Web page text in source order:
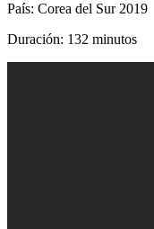
País: Corea del Sur 2019
Duración: 132 minutos